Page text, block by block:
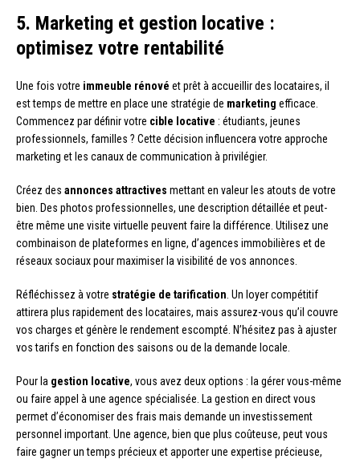
5. Marketing et gestion locative :
optimisez votre rentabilité
Une fois votre immeuble rénové et prêt à accueillir des locataires, il
est temps de mettre en place une stratégie de marketing efficace.
Commencez par définir votre cible locative : étudiants, jeunes
professionnels, familles ? Cette décision influencera votre approche
marketing et les canaux de communication à privilégier.
Créez des annonces attractives mettant en valeur les atouts de votre
bien. Des photos professionnelles, une description détaillée et peut-
être même une visite virtuelle peuvent faire la différence. Utilisez une
combinaison de plateformes en ligne, d’agences immobilières et de
réseaux sociaux pour maximiser la visibilité de vos annonces.
Réfléchissez à votre stratégie de tarification . Un loyer compétitif
attirera plus rapidement des locataires, mais assurez-vous qu’il couvre
vos charges et génère le rendement escompté. N’hésitez pas à ajuster
vos tarifs en fonction des saisons ou de la demande locale.
Pour la gestion locative, vous avez deux options : la gérer vous-même
ou faire appel à une agence spécialisée. La gestion en direct vous
permet d’économiser des frais mais demande un investissement
personnel important. Une agence, bien que plus coûteuse, peut vous
faire gagner un temps précieux et apporter une expertise précieuse,